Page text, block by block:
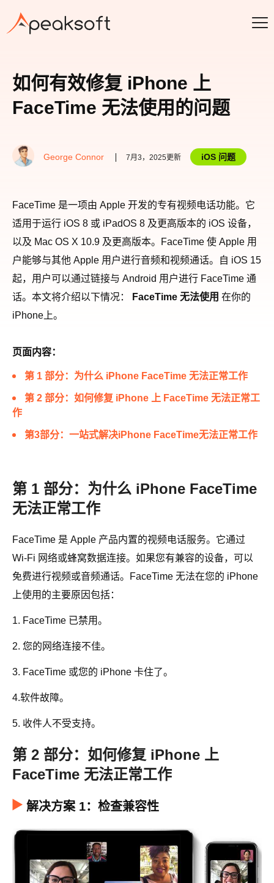
如何有效修复 iPhone 上
FaceTime 无法使用的问题
George Connor 7月3，2025更新 iOS 问题
FaceTime 是一项由 Apple 开发的专有视频电话功能。它
适用于运行 iOS 8 或 iPadOS 8 及更高版本的 iOS 设备，
以及 Mac OS X 10.9 及更高版本。FaceTime 使 Apple 用
户能够与其他 Apple 用户进行音频和视频通话。自 iOS 15
起，用户可以通过链接与 Android 用户进行 FaceTime 通
话。本文将介绍以下情况：
FaceTime 无法使用 在你的
iPhone上。
页面内容：
第 1 部分：为什么 iPhone FaceTime 无法正常工作
第 2 部分：如何修复 iPhone 上 FaceTime 无法正常工
作
第3部分：一站式解决iPhone FaceTime无法正常工作
第 1 部分：为什么 iPhone FaceTime
无法正常工作
FaceTime 是 Apple 产品内置的视频电话服务。它通过
Wi-Fi 网络或蜂窝数据连接。如果您有兼容的设备，可以
免费进行视频或音频通话。FaceTime 无法在您的 iPhone
上使用的主要原因包括：
1. FaceTime 已禁用。
2. 您的网络连接不佳。
3. FaceTime 或您的 iPhone 卡住了。
4.软件故障。
5. 收件人不受支持。
第 2 部分：如何修复 iPhone 上
FaceTime 无法正常工作
解决方案 1：检查兼容性